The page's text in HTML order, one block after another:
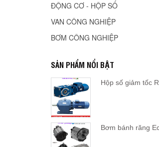
ĐỘNG CƠ - HỘP SỐ
VAN CÔNG NGHIỆP
BƠM CÔNG NGHIỆP
SẢN PHẨM NỔI BẬT
Hộp số giảm tốc
Bơm bánh răng